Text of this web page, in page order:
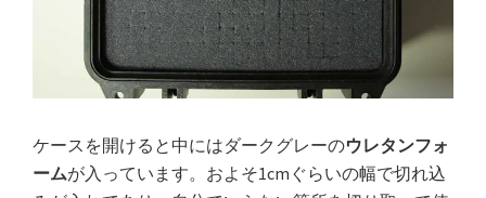
ケースを開けると中にはダークグレーのウレタンフォ
ームが入っています。およそ1cmぐらいの幅で切れ込